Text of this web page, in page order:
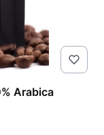
Arabica